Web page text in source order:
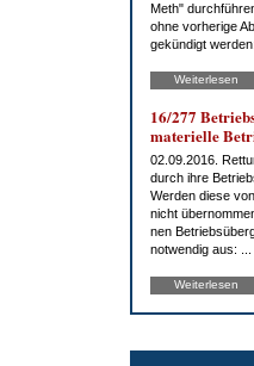
Meth"
oh­ne vor­he­ri­ge
ge­kün­digt wer­den:
Weiterlesen
16/277
ma­te­ri­el­le
02.09.2016.
durch ih­re
Wer­den die­se
nicht
nen
not­wen­dig aus: ...
Weiterlesen